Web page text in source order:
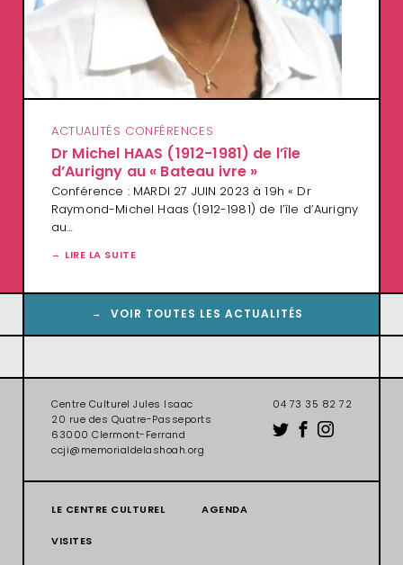
ACTUALITÉS CONFÉRENCES
Dr Michel HAAS (1912-1981) de l’île
d’Aurigny au « Bateau ivre »
Conférence : MARDI 27 JUIN 2023 à 19h « Dr
Raymond-Michel Haas (1912-1981) de l’île d’Aurigny
au…
LIRE LA SUITE
VOIR TOUTES LES ACTUALITÉS
Centre Culturel Jules Isaac
20 rue des Quatre-Passeports
63000 Clermont-Ferrand
ccji@memorialdelashoah.org
04 73 35 82 72
LE CENTRE CULTUREL
VISITES
AGENDA